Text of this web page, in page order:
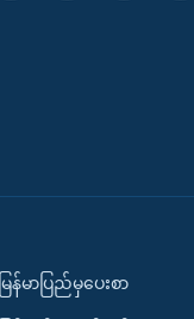
မြန်မာပြည်မှပေးစာ